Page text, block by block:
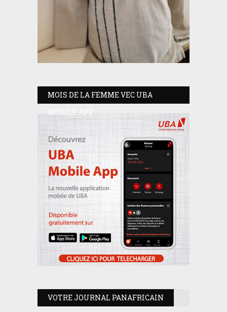
MOIS DE LA FEMME VEC UBA
MOBILE APP
VOTRE JOURNAL PANAFRICAIN